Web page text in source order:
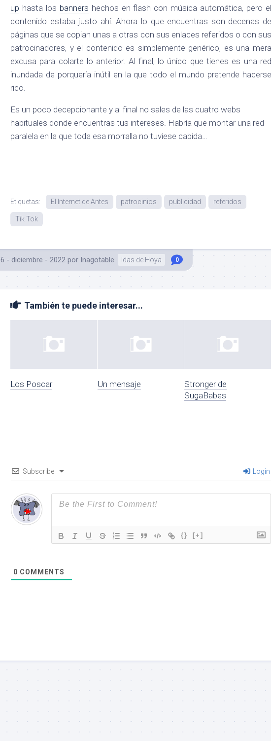
up hasta los banners hechos en flash con música automática, pero el
contenido estaba justo ahí. Ahora lo que encuentras son decenas de
páginas que se copian unas a otras con sus enlaces referidos o con sus
patrocinadores, y el contenido es simplemente genérico, es una mera
excusa para colarte lo anterior. Al final, lo único que tienes es una red
inundada de porquería inútil en la que todo el mundo pretende hacerse
rico.
Es un poco decepcionante y al final no sales de las cuatro webs
habituales donde encuentras tus intereses. Habría que montar una red
paralela en la que toda esa morralla no tuviese cabida…
Etiquetas: El Internet de Antes patrocinios publicidad referidos
Tik Tok
6 - diciembre - 2022 por Inagotable Idas de Hoya 0
También te puede interesar...
Los Poscar Un mensaje
Stronger de
SugaBabes
Subscribe Login
{} [+]
0 COMMENTS